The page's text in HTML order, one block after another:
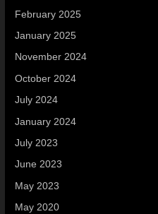
February 2025
January 2025
November 2024
October 2024
July 2024
January 2024
July 2023
June 2023
May 2023
May 2020